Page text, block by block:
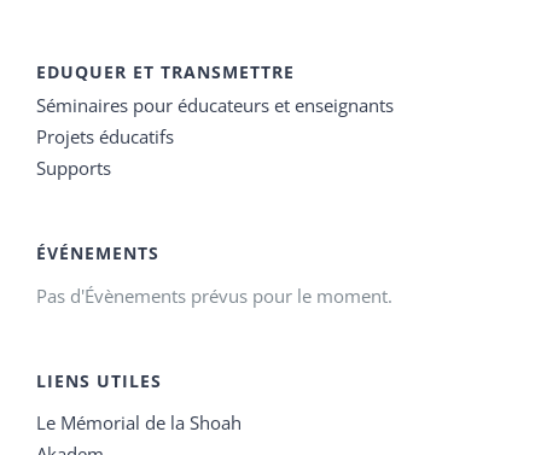
EDUQUER ET TRANSMETTRE
Séminaires pour éducateurs et enseignants
Projets éducatifs
Supports
ÉVÉNEMENTS
Pas d'Évènements prévus pour le moment.
LIENS UTILES
Le Mémorial de la Shoah